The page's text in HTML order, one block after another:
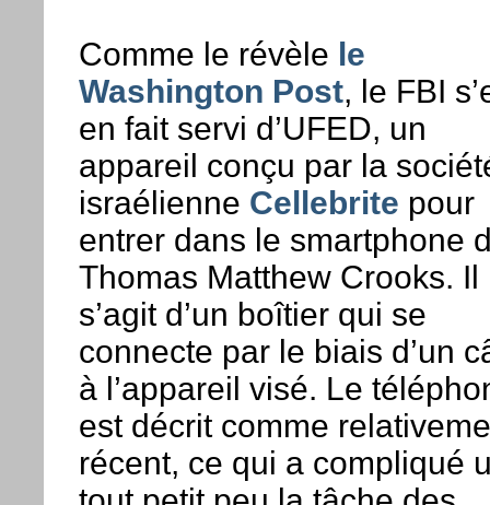
Comme le révèle le
Washington Post, le FBI
en fait servi d’UFED, un
appareil conçu par la
israélienne Cellebrite pour
entrer dans le smartphone
Thomas Matthew Crooks. Il
s’agit d’un boîtier qui se
connecte par le biais d’un
à l’appareil visé. Le
est décrit comme
récent, ce qui a compliqué